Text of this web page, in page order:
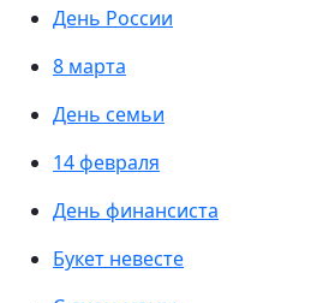
День России
8 марта
День семьи
14 февраля
День финансиста
Букет невесте